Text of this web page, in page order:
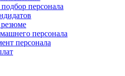
персонала
персонала
персонала